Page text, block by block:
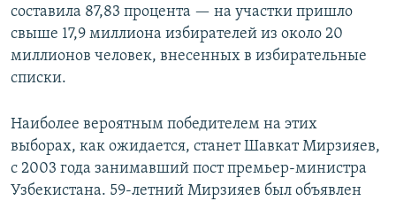
составила 87,83 процента — на участки пришло
свыше 17,9 миллиона избирателей из около 20
миллионов человек, внесенных в избирательные
списки.
Наиболее вероятным победителем на этих
выборах, как ожидается, станет Шавкат Мирзияев,
с 2003 года занимавший пост премьер-министра
Узбекистана. 59-летний Мирзияев был объявлен